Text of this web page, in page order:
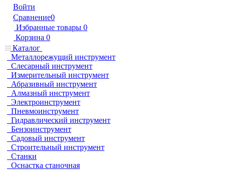
Войти
Сравнение0
Избранные товары 0
Корзина 0
Каталог
Металлорежущий инструмент
Слесарный инструмент
Измерительный инструмент
Абразивный инструмент
Алмазный инструмент
Электроинструмент
Пневмоинструмент
Гидравлический инструмент
Бензоинструмент
Садовый инструмент
Строительный инструмент
Станки
Оснастка станочная